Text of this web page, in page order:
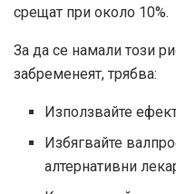
срещат при около 10%.
За да се намали този
забременеят, трябва:
Използвайте
Избягвайте
алтернативни